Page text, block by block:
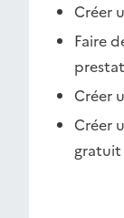
Créer
Faire
Créer
Créer
gratuit